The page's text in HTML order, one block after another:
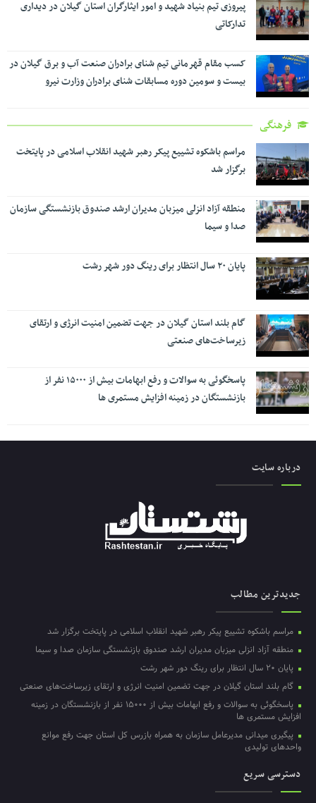
پیروزی تیم بنیاد شهید و امور ایثارگران استان گیلان در دیداری
تدارکاتی
کسب مقام قهرمانی تیم شنای برادران صنعت آب و برق گیلان در
بیست و سومین دوره مسابقات شنای برادران وزارت نیرو
فرهنگی
مراسم باشکوه تشییع پیکر رهبر شهید انقلاب اسلامی در پایتخت
برگزار شد
منطقه آزاد انزلی میزبان مدیران ارشد صندوق بازنشستگی سازمان
صدا و سیما
پایان ۲۰ سال انتظار برای رینگ دور شهر رشت
گام بلند استان گیلان در جهت تضمین امنیت انرژی و ارتقای
زیرساخت‌های صنعتی
پاسخگوئی به سوالات و رفع ابهامات بیش از ۱۵۰۰۰ نفر از
بازنشستگان در زمینه افزایش مستمری ها
درباره سایت
جدیدترین مطالب
مراسم باشکوه تشییع پیکر رهبر شهید انقلاب اسلامی در پایتخت برگزار شد
منطقه آزاد انزلی میزبان مدیران ارشد صندوق بازنشستگی سازمان صدا و سیما
پایان ۲۰ سال انتظار برای رینگ دور شهر رشت
گام بلند استان گیلان در جهت تضمین امنیت انرژی و ارتقای زیرساخت‌های صنعتی
پاسخگوئی به سوالات و رفع ابهامات بیش از ۱۵۰۰۰ نفر از بازنشستگان در زمینه
افزایش مستمری ها
پیگیری میدانی مدیرعامل سازمان به همراه بازرس کل استان جهت رفع موانع
واحدهای تولیدی
دسترسی سریع